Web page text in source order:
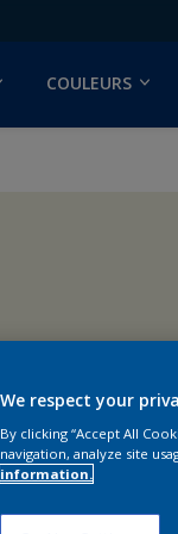
COULEURS
Color Studio
We respect your
By clicking “Accept All
navigation, analyze site
information.